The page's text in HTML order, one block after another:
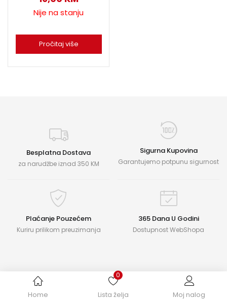
Home
0
Lista želja Moj nalog
Nije na stanju
Pročitaj više
Besplatna Dostava
za narudžbe iznad 350 KM
Sigurna Kupovina
Garantujemo potpunu sigurnost
Plaćanje Pouzećem
Kuriru prilikom preuzimanja
365 Dana U Godini
Dostupnost WebShopa